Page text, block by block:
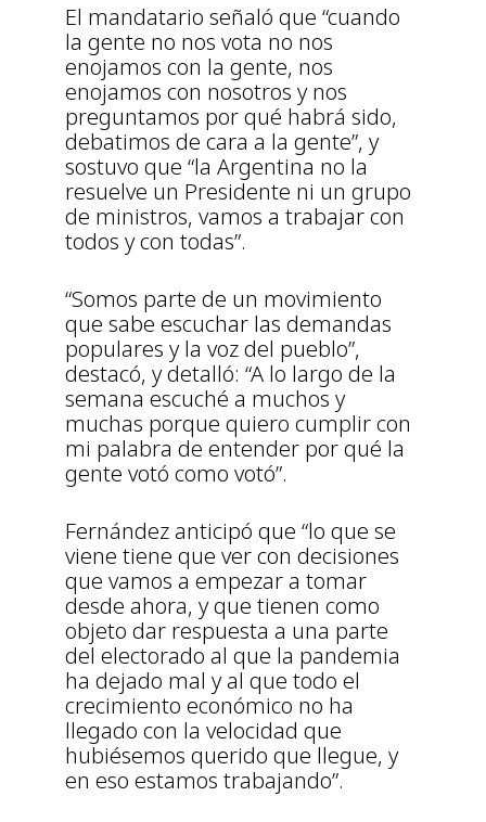
El mandatario señaló que “cuando
la gente no nos vota no nos
enojamos con la gente, nos
enojamos con nosotros y nos
preguntamos por qué habrá sido,
debatimos de cara a la gente”, y
sostuvo que “la Argentina no la
resuelve un Presidente ni un grupo
de ministros, vamos a trabajar con
todos y con todas”.
“Somos parte de un movimiento
que sabe escuchar las demandas
populares y la voz del pueblo”,
destacó, y detalló: “A lo largo de la
semana escuché a muchos y
muchas porque quiero cumplir con
mi palabra de entender por qué la
gente votó como votó”.
Fernández anticipó que “lo que se
viene tiene que ver con decisiones
que vamos a empezar a tomar
desde ahora, y que tienen como
objeto dar respuesta a una parte
del electorado al que la pandemia
ha dejado mal y al que todo el
crecimiento económico no ha
llegado con la velocidad que
hubiésemos querido que llegue, y
en eso estamos trabajando”.